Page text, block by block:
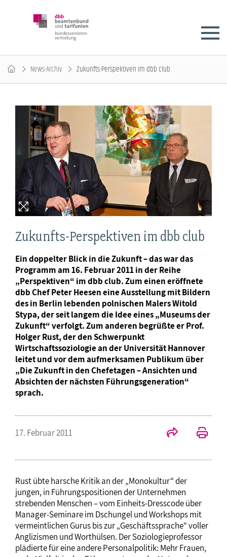
News-Archiv Zukunfts-Perspektiven im dbb club
Zukunfts-Perspektiven im dbb club
Ein doppelter Blick in die Zukunft – das war das
Programm am 16. Februar 2011 in der Reihe
„Perspektiven“ im dbb club. Zum einen eröffnete
dbb Chef Peter Heesen eine Ausstellung mit Bildern
des in Berlin lebenden polnischen Malers Witold
Stypa, der seit langem die Idee eines „Museums der
Zukunft“ verfolgt. Zum anderen begrüßte er Prof.
Holger Rust, der den Schwerpunkt
Wirtschaftssoziologie an der Universität Hannover
leitet und vor dem aufmerksamen Publikum über
„Die Zukunft in den Chefetagen – Ansichten und
Absichten der nächsten Führungsgeneration“
sprach.
17. Februar 2011
Rust übte harsche Kritik an der „Monokultur“ der
jungen, in Führungspositionen der Unternehmen
strebenden Menschen – vom Einheits-Dresscode über
Manager-Seminare im Dschungel und Workshops mit
vermeintlichen Gurus bis zur „Geschäftssprache“ voller
Anglizismen und Worthülsen. Der Soziologieprofessor
plädierte für eine andere Personalpolitik: Mehr Frauen,